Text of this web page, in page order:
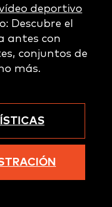
deportivo
Descubre el
antes con
conjuntos de
más.